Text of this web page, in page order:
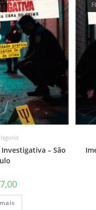
– São